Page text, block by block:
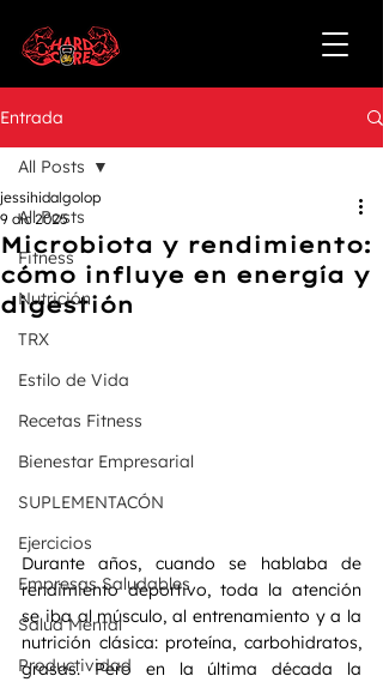
Entrada
All Posts
Fitness
Nutrición
TRX
Estilo de Vida
Recetas Fitness
Bienestar Empresarial
SUPLEMENTACÓN
Ejercicios
Empresas Saludables
Salud Mental
Productividad
All Posts
Microbiota y rendimiento:
cómo influye en energía y
digestión
jessihidalgolop
9 dic 2025
Durante años, cuando se hablaba de
rendimiento deportivo, toda la atención
se iba al músculo, al entrenamiento y a la
nutrición clásica: proteína, carbohidratos,
grasas. Pero en la última década la